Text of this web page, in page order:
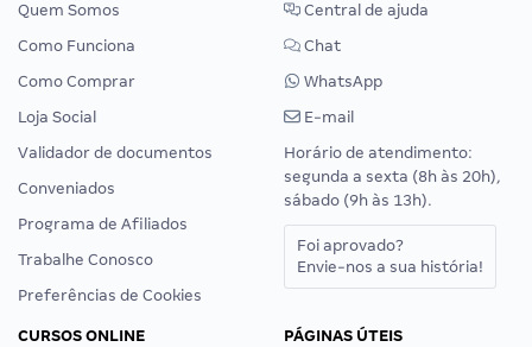
Quem Somos
Como Funciona
Como Comprar
Loja Social
Validador de documentos
Conveniados
Programa de Afiliados
Trabalhe Conosco
Preferências de Cookies
Central de ajuda
Chat
WhatsApp
E-mail
Horário de atendimento:
segunda a sexta (8h às 20h),
sábado (9h às 13h).
Foi aprovado?
Envie-nos a sua história!
CURSOS ONLINE
PÁGINAS ÚTEIS